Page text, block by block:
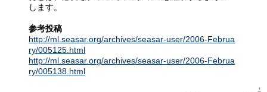
します。
参考投稿
http://ml.seasar.org/archives/seasar-user/2006-Februa
ry/005125.html
http://ml.seasar.org/archives/seasar-user/2006-Februa
ry/005138.html
↑